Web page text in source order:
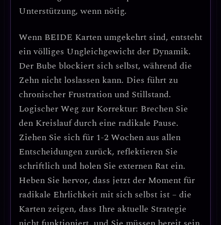
Unterstützung, wenn nötig.
Wenn BEIDE Karten umgekehrt sind, entsteht
einvölliges Ungleichgewicht der Dynamik.
Der Bube blockiert sich selbst, während die
Zehn nicht loslassen kann. Dies führt zu
chronischer Frustration und Stillstand.
Logischer Weg zur Korrektur: Brechen Sie
den Kreislauf durch eine radikale Pause.
Ziehen Sie sich für 1-2 Wochen aus allen
Entscheidungen zurück, reflektieren Sie
schriftlich und holen Sie externen Rat ein.
Heben Sie hervor, dass jetzt der Moment für
radikale Ehrlichkeit mit sich selbst ist – die
Karten zeigen, dass Ihre aktuelle Strategie